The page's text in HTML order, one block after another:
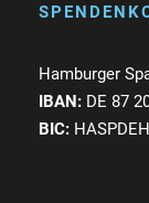
Hamburger
IBAN: DE 87
BIC: